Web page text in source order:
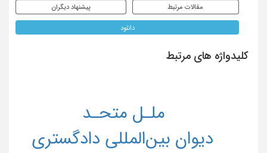
مقالات مرتبط پیشنهاد دیگران
دانلود
کلیدواژه های مرتبط
دیوان بین‌المللی دادگستری
ملـل متحـد